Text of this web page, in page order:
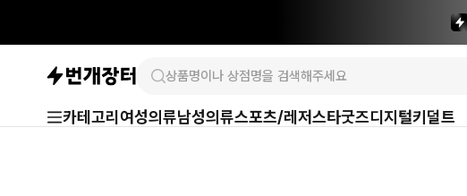
카테고리 여성의류남성의류스포츠/레저스타굿즈디지털키덜트